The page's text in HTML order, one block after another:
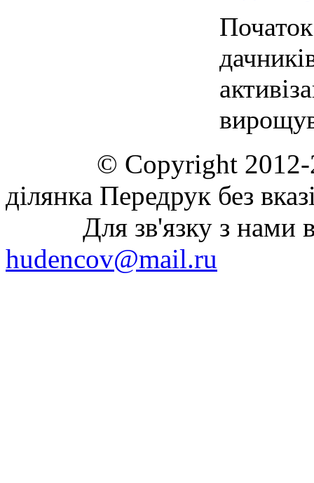
© Copyright 2012-
ділянка Передрук без
Для зв'язку з нами
hudencov@mail.ru